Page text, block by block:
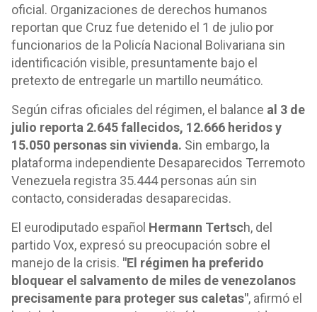
oficial. Organizaciones de derechos humanos
reportan que Cruz fue detenido el 1 de julio por
funcionarios de la Policía Nacional Bolivariana sin
identificación visible, presuntamente bajo el
pretexto de entregarle un martillo neumático.
Según cifras oficiales del régimen, el balance al 3 de
julio reporta 2.645 fallecidos, 12.666 heridos y
15.050 personas sin vivienda. Sin embargo, la
plataforma independiente Desaparecidos Terremoto
Venezuela registra 35.444 personas aún sin
contacto, consideradas desaparecidas.
El eurodiputado español Hermann Tertsch, del
partido Vox, expresó su preocupación sobre el
manejo de la crisis. "El régimen ha preferido
bloquear el salvamento de miles de venezolanos
precisamente para proteger sus caletas", afirmó el